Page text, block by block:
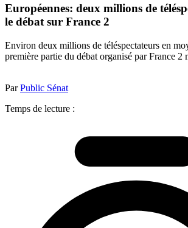
Européennes: deux millions de
le débat sur France 2
Environ deux millions de téléspectateurs en
première partie du débat organisé par France 2
ParPublic Sénat
Temps de lecture :